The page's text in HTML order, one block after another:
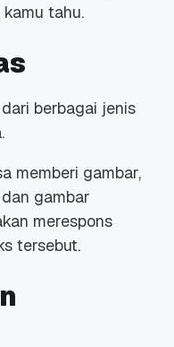
tahu.
berbagai jenis
memberi gambar,
gambar
merespons
tersebut.